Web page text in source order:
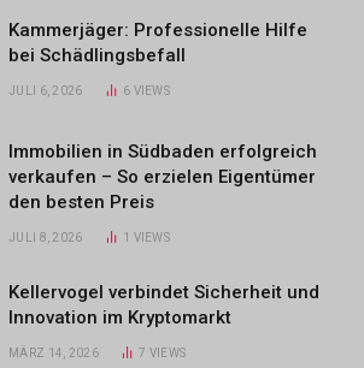
Kammerjäger: Professionelle Hilfe
bei Schädlingsbefall
JULI 6, 2026 6 VIEWS
Immobilien in Südbaden erfolgreich
verkaufen – So erzielen Eigentümer
den besten Preis
JULI 8, 2026 1 VIEWS
Kellervogel verbindet Sicherheit und
Innovation im Kryptomarkt
MÄRZ 14, 2026 7 VIEWS